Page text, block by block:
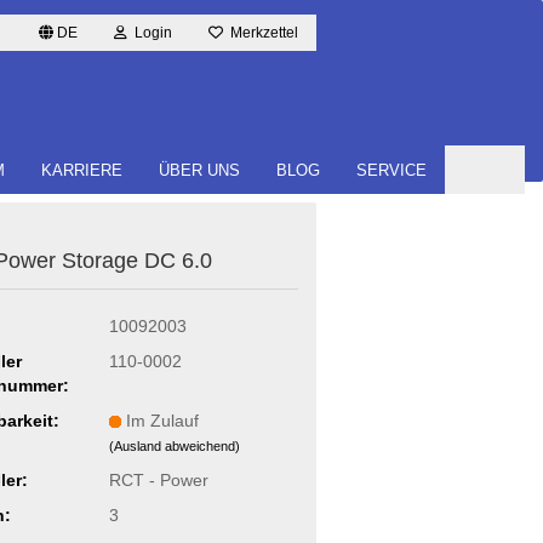
DE Login Merkzettel
KARRIERE ÜBER UNS BLOG SERVICE
Sto­rage DC 6.0
10092003
110-0002
Im Zulauf
(Ausland abweichend)
RCT - Power
3